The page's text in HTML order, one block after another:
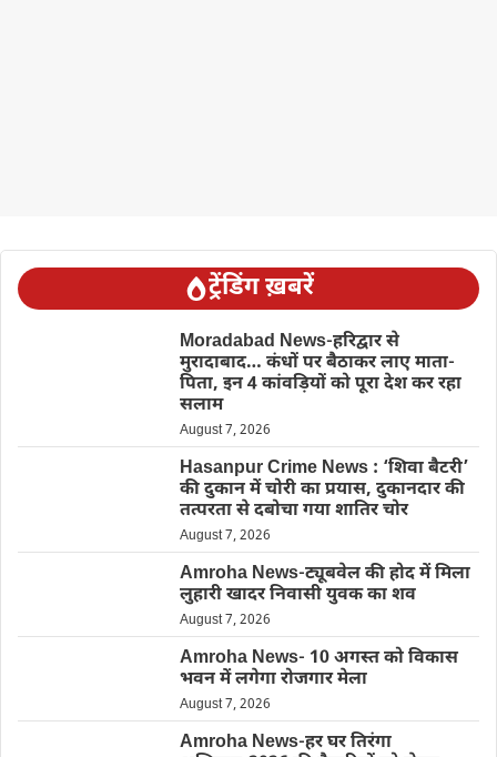
ट्रेंडिंग ख़बरें
Moradabad News-हरिद्वार से
मुरादाबाद… कंधों पर बैठाकर लाए माता-
पिता, इन 4 कांवड़ियों को पूरा देश कर रहा
सलाम
August 7, 2026
Hasanpur Crime News : ‘शिवा बैटरी’
की दुकान में चोरी का प्रयास, दुकानदार की
तत्परता से दबोचा गया शातिर चोर
August 7, 2026
Amroha News-ट्यूबवेल की होद में मिला
लुहारी खादर निवासी युवक का शव
August 7, 2026
Amroha News- 10 अगस्त को विकास
भवन में लगेगा रोजगार मेला
August 7, 2026
Amroha News-हर घर तिरंगा